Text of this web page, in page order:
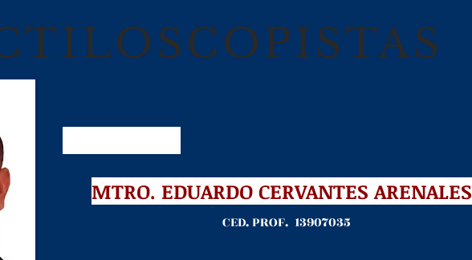
MTRO. EDUARDO CERVANTES ARENALES
CED. PROF. 13907035